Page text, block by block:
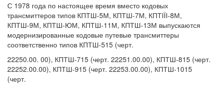
С 1978 года по настоящее время вместо кодовых
трансмиттеров типов КПТШ-5М, КПТШ-7М, КПТІЇІ-8М,
КПТШ-9М, КПТШ-ЮМ, КПТШ-11М, КПТШ-13М выпускаются
модернизированные кодовые путевые трансмиттеры
соответственно типов КПТШ-515 (черт.
22250.00. 00), КПТШ-715 (черт. 22251.00.00), КПТШ-815 (черт.
22252.00.00), КПТШ-915 (черт. 22253.00.00), КПТШ-1015
(черт.